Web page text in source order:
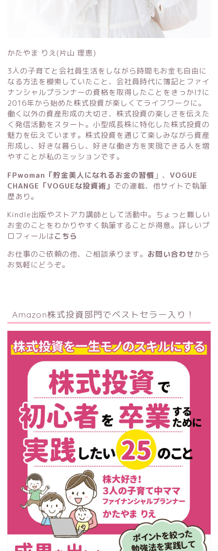
かたやま りえ(片山 理恵)
3人の子育てと会社員生活をしながら時間もお金も自由に
なる方法を模索していたこと、会社員時代に簿記とファイ
ナンシャルプランナーの資格を取得したことをきっかけに
2016年から始めた株式投資が楽しくてライフワークに。
働く以外の資産形成の大切さ、株式投資の楽しさを伝えた
く発信活動をスタート。小型成長株に特化した株式投資の
魅力を伝えています。株式投資を通じて楽しみながら資産
形成し、好きな暮らし、好きな働き方を実現できる人を増
やすことが私のミッションです。
FPwoman「貯金美人になれるお金の習慣 」 、 VOGUE
CHANGE「VOGUEな投資術」 での連載、他サイトで執筆
歴あり。
Kindle出版やストアカ講師として活動中。ちょっと難しい
お金のことをわかりやすく執筆することが得意。詳しいプ
ロフィールはこちら
お仕事のご依頼の他、ご相談承ります。 お問い合わせから
お気軽にどうぞ。
Amazon株式投資部門でベストセラー入り！